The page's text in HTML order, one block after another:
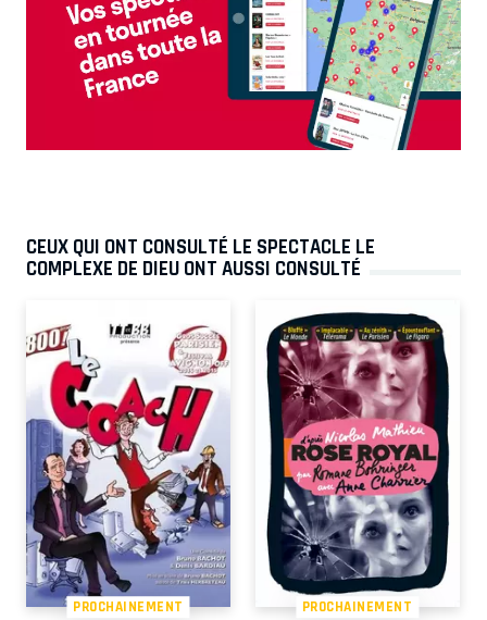
CEUX QUI ONT CONSULTÉ LE SPECTACLE LE
COMPLEXE DE DIEU ONT AUSSI CONSULTÉ
PROCHAINEMENT PROCHAINEMENT